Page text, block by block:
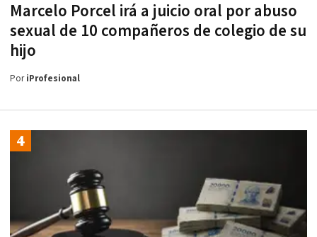
Marcelo Porcel irá a juicio oral por abuso
sexual de 10 compañeros de colegio de su
hijo
PoriProfesional